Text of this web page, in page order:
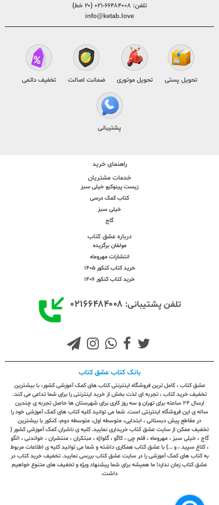
تلفن: ۶۶۴۸۴۰۰۸-۰۲۱ (۲۰ خط)
info@ketab.love
تحویل پستی تحویل موتوری ضمانت اصالت تخفیف دائمی
پشتیبانی
راهنمای خرید
خدمات مشتریان
زیست پینوکیو خیلی سبز
کتاب کمک درسی
خیلی سبز
گاج
درباره عشق کتاب
مولفان برگزیده
انتشارات مهروماه
خرید کتاب کنکور 1405
خرید کتاب کنکور 1406
تلفن پشتیبانی: ۰۲۱۶۶۴۸۴۰۰۸
بانک کتاب عشق کتاب
عشق کتاب ، کامل ترین فروشگاه اینترنتی کتاب های کمک آموزشی کشور، با بیشترین
تخفیف خرید کتاب ، تجربه ای لذت بخش از خرید اینترنتی را برای شما تداعی می کند.
ارسال ٢٤ ساعته برای تهران و سه روز کاری برای شهرستان ها حاصل تجربه ی چندین
ساله ی این فروشگاه اینترنتی است. شما می توانید کلیه کتاب های کمک آموزشی خود را
در مقاطع پیش دبستانی ، ابتدایی، متوسطه اول، متوسطه دوم، کنکور با بیشترین
تخفیف ممکن از سایت عشق کتاب خریداری نمایید. کلیه ی ناشران کمک آموزشی کشور (
گاج ، خیلی سبز ، مهروماه ، قلم چی ، کاگو ، گلواژه ، مبتکران ، منتشران ، خواندنی ، الگو
، کلاغ سپید ، و ...) با عشق کتاب همکاری داشته و شما می توانید کلیه ی اطلاعات مربوط
به کتاب های کمک آموزشی را در سایت عشق کتاب بررسی نمایید. تخفیف خرید کتاب در
عشق کتاب زمان ندارد! ما همیشه برای شما پیشنهاد ویژه و تخفیف های متنوع خواهیم
داشت.